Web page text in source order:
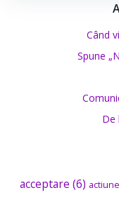
Când
Spune
De
acceptare (6) actiune